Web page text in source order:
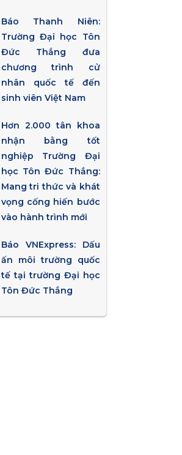
Báo Thanh Niên:
Trường Đại học Tôn
Đức Thắng đưa
chương trình cử
nhân quốc tế đến
sinh viên Việt Nam
Hơn 2.000 tân khoa
nhận bằng tốt
nghiệp Trường Đại
học Tôn Đức Thắng:
Mang tri thức và khát
vọng cống hiến bước
vào hành trình mới
Báo VNExpress: Dấu
ấn môi trường quốc
tế tại trường Đại học
Tôn Đức Thắng